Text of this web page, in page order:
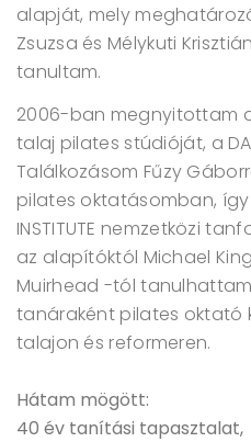
alapját, mely
Zsuzsa és Mélykuti
tanultam.
2006-ban megnyitottam
talaj pilates stúdióját, a
Találkozásom Fűzy
pilates oktatásomban, így
INSTITUTE nemzetközi
az alapítóktól Michael
Muirhead -tól tanulhattam)
tanáraként pilates oktató
talajon és reformeren.
Hátam mögött:
40 év tanítási tapasztalat,